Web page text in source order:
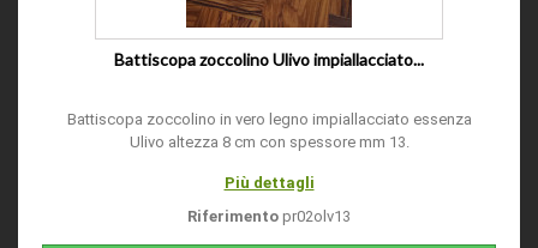
Battiscopa zoccolino Ulivo impiallacciato...
Battiscopa zoccolino in vero legno impiallacciato essenza
Ulivo altezza 8 cm con spessore mm 13.
Più dettagli
Riferimento pr02olv13